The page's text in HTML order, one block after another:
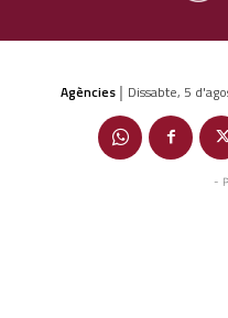
Agències | Dissabte, 5
-